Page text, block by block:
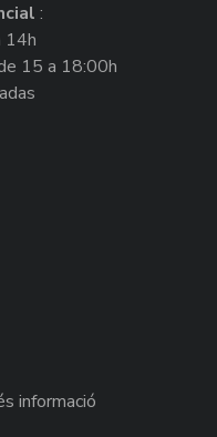
:
14h
15 a 18:00h